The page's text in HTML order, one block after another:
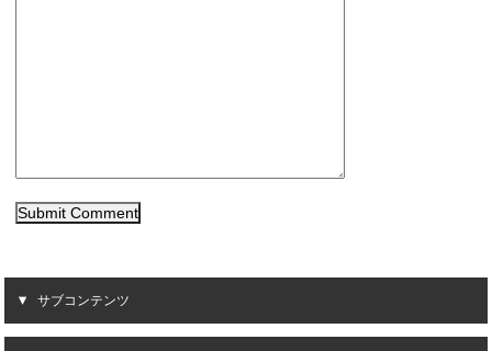
サブコンテンツ